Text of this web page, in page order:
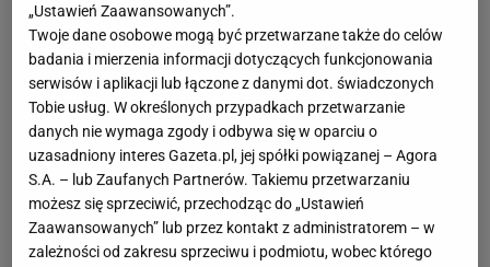
„Ustawień Zaawansowanych”.
Twoje dane osobowe mogą być przetwarzane także do celów
badania i mierzenia informacji dotyczących funkcjonowania
serwisów i aplikacji lub łączone z danymi dot. świadczonych
Tobie usług. W określonych przypadkach przetwarzanie
danych nie wymaga zgody i odbywa się w oparciu o
uzasadniony interes Gazeta.pl, jej spółki powiązanej – Agora
S.A. – lub Zaufanych Partnerów. Takiemu przetwarzaniu
możesz się sprzeciwić, przechodząc do „Ustawień
Zaawansowanych” lub przez kontakt z administratorem – w
zależności od zakresu sprzeciwu i podmiotu, wobec którego